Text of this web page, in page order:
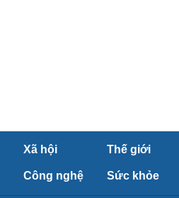
Xã hội Thế giới
Công nghệ Sức khỏe